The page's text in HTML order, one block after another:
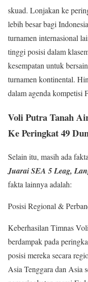
skuad. Lonjakan ke
lebih besar bagi
turnamen internasional
tinggi posisi dalam
kesempatan untuk
turnamen kontinental.
dalam agenda kompetisi
Voli Putra Tanah
Ke Peringkat 49
Selain itu, masih ada
Juarai SEA 5 Leag,
fakta lainnya adalah:
Posisi Regional &
Keberhasilan Timnas
berdampak pada
posisi mereka secara
Asia Tenggara dan Asia